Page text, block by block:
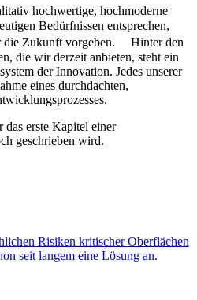
hochwertige, hochmoderne
Bedürfnissen entsprechen,
die Zukunft vorgeben. Hinter den
die wir derzeit anbieten, steht ein
der Innovation. Jedes unserer
eines durchdachten,
das erste Kapitel einer
geschrieben wird.
Risiken kritischer Oberflächen
seit langem eine Lösung an.